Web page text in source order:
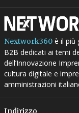
Nextwork360è il più
B2B dedicati ai temi
dell’Innovazione
cultura digitale e
amministrazioni
Indirizzo